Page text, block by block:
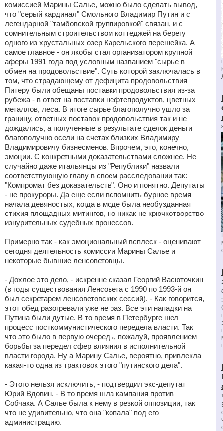
комиссией Марины Салье, можно было сделать вывод,
что "серый кардинал" Смольного Владимир Путин и с
легендарной "тамбовской группировкой" связан, и с
сомнительным строительством коттеджей на берегу
одного из хрустальных озер Карельского перешейка. А
самое главное - он якобы стал организатором крупной
аферы 1991 года под условным названием "сырье в
обмен на продовольствие". Суть которой заключалась в
том, что страдающему от дефицита продовольствия
Питеру были обещаны поставки продовольствия из-за
рубежа - в ответ на поставки нефтепродуктов, цветных
металлов, леса. В итоге сырье благополучно ушло за
границу, ответных поставок продовольствия так и не
дождались, а полученные в результате сделок деньги
благополучно осели на счетах близких Владимиру
Владимировичу бизнесменов. Впрочем, это, конечно,
эмоции. С конкретными доказательствами сложнее. Не
случайно даже итальянцы из "Републики" назвали
соответствующую главу в своем расследовании так:
"Компромат без доказательств". Оно и понятно. Депутаты
- не прокуроры. Да еще если вспомнить бурное время
начала девяностых, когда в моде была необузданная
стихия площадных митингов, но никак не крючкотворство
изнурительных судебных процессов.
Примерно так - как эмоциональный всплеск - оценивают
сегодня деятельность комиссии Марины Салье и
некоторые бывшие ленсоветовцы.
- Дохлое это дело, - искренне сказал Георгий Васюточкин
(в годы существования Ленсовета с 1990 по 1993-й он
был секретарем ленсоветовских сессий). - Как говорится,
этот обед разогревали уже не раз. Все эти нападки на
Путина были дутые. В то время в Петербурге шел
процесс посткоммунистического передела власти. Так
что это было в первую очередь, пожалуй, проявлением
борьбы за передел сфер влияния в исполнительной
власти города. Ну а Марину Салье, вероятно, привлекла
какая-то одна из трактовок этого "путинского дела".
- Этого нельзя исключить, - подтвердил экс-депутат
Юрий Вдовин. - В то время шла кампания против
Собчака. А Салье была к нему в резкой оппозиции, так
что не удивительно, что она "копала" под его
администрацию.